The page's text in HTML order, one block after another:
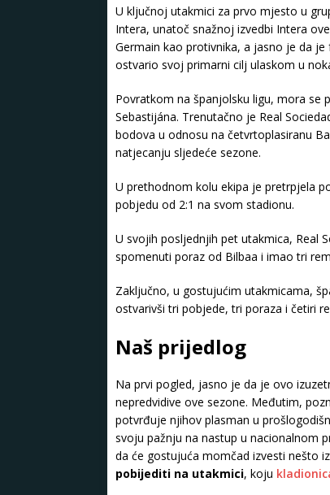
U ključnoj utakmici za prvo mjesto u
Intera, unatoč snažnoj izvedbi Intera
Germain kao protivnika, a jasno je da
ostvario svoj primarni cilj ulaskom u
Povratkom na španjolsku ligu, mora se
Sebastijána. Trenutačno je Real
bodova u odnosu na četvrtoplasiranu
natjecanju sljedeće sezone.
U prethodnom kolu ekipa je pretrpjela
pobjedu od 2:1 na svom stadionu.
U svojih posljednjih pet utakmica, Real
spomenuti poraz od Bilbaa i imao tri
Zaključno, u gostujućim utakmicama,
ostvarivši tri pobjede, tri poraza i četiri
Naš prijedlog
Na prvi pogled, jasno je da je ovo
nepredvidive ove sezone. Međutim,
potvrđuje njihov plasman u
svoju pažnju na nastup u nacionalnom
da će gostujuća momčad izvesti nešto
pobijediti na utakmici, koju